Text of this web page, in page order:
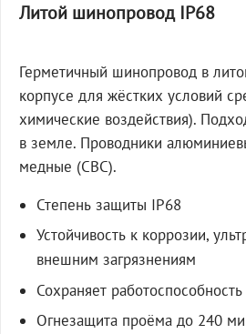
Литой шинопровод IP68
Герметичный шинопровод в
корпусе для жёстких условий
химические воздействия).
в земле. Проводники
медные (СВС).
Степень защиты IP68
Устойчивость к коррозии,
внешним загрязнениям
Сохраняет
Огнезащита проёма до 240